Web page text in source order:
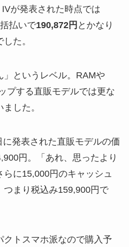
が発表された時点では
払いで190,872円 とかなり
た。
」というレベル。RAMや
プする直販モデルでは更な
した。
に発表された直販モデルの価
円。「あれ、思ったより
に15,000円のキャッシュ
つまり税込み159,900円で
クトスマホ派なので購入予